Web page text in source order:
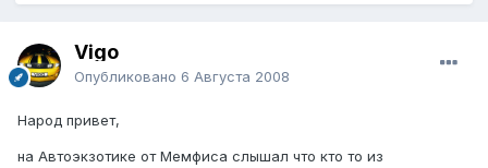
Vigo
Опубликовано 6 Августа 2008
Народ привет,
на Автоэкзотике от Мемфиса слышал что кто то из